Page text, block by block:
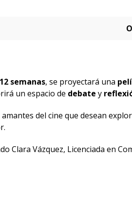
12 semanas, se proyectará una
un espacio de debate y
del cine que desean
Clara Vázquez, Licenciada en